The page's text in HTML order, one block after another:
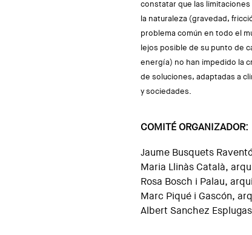
constatar que las
la naturaleza (gravedad,
problema común en todo el
lejos posible de su punto de
energía) no han impedido la
de soluciones, adaptadas a
y sociedades.
COMITÉ ORGANIZADOR:
Jaume Busquets
Maria Llinàs Català,
Rosa Bosch i Palau,
Marc Piqué i Gascón,
Albert Sanchez